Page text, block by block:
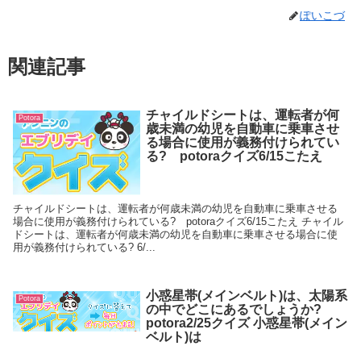
ぽいこづ
関連記事
Potora
チャイルドシートは、運転者が何
歳未満の幼児を自動車に乗車させ
る場合に使用が義務付けられてい
る? potoraクイズ6/15こたえ
チャイルドシートは、運転者が何歳未満の幼児を自動車に乗車させる
場合に使用が義務付けられている? potoraクイズ6/15こたえ チャイル
ドシートは、運転者が何歳未満の幼児を自動車に乗車させる場合に使
用が義務付けられている? 6/...
Potora
小惑星帯(メインベルト)は、太陽系
の中でどこにあるでしょうか?
potora2/25クイズ 小惑星帯(メイン
ベルト)は